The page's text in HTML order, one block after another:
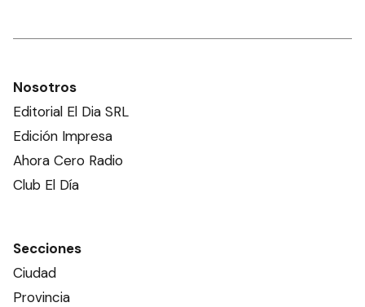
Nosotros
Editorial El Dia SRL
Edición Impresa
Ahora Cero Radio
Club El Día
Secciones
Ciudad
Provincia